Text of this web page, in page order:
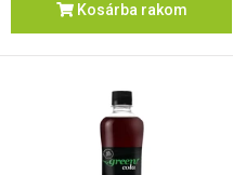
Kosárba rakom